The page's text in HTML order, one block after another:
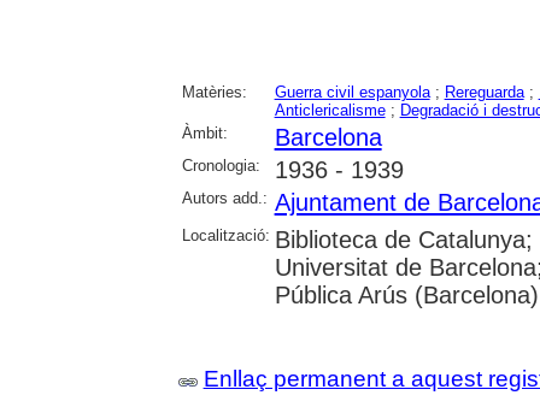
Matèries: Guerra civil espanyola; Rereguarda;
Anticlericalisme; Degradació i
Àmbit:
Barcelona
Cronologia: 1936 - 1939
Autors add.: Ajuntament de
Localització: Biblioteca de
Universitat de
Pública Arús (Barcelona)
Enllaç permanent a aquest